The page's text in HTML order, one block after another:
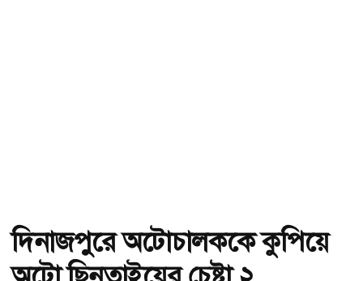
দিনাজপুরে অটোচালককে কুপিয়ে